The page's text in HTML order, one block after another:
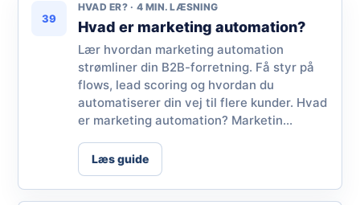
39
HVAD ER? · 4 MIN. LÆSNING
Hvad er marketing automation?
Lær hvordan marketing automation
strømliner din B2B-forretning. Få styr på
flows, lead scoring og hvordan du
automatiserer din vej til flere kunder. Hvad
er marketing automation? Marketin...
Læs guide